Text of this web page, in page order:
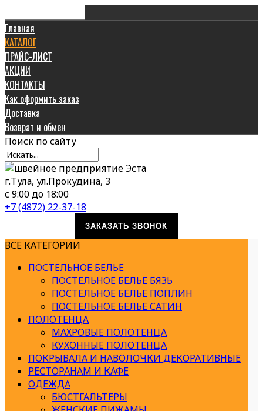
Главная
КАТАЛОГ
ПРАЙС-ЛИСТ
АКЦИИ
КОНТАКТЫ
Как оформить заказ
Доставка
Возврат и обмен
Поиск по сайту
г.Тула, ул.Прокудина, 3
с 9:00 до 18:00
+7 (4872) 22-37-18
ЗАКАЗАТЬ ЗВОНОК
ВСЕ КАТЕГОРИИ
ПОСТЕЛЬНОЕ БЕЛЬЕ
ПОСТЕЛЬНОЕ БЕЛЬЕ БЯЗЬ
ПОСТЕЛЬНОЕ БЕЛЬЕ ПОПЛИН
ПОСТЕЛЬНОЕ БЕЛЬЕ САТИН
ПОЛОТЕНЦА
МАХРОВЫЕ ПОЛОТЕНЦА
КУХОННЫЕ ПОЛОТЕНЦА
ПОКРЫВАЛА И НАВОЛОЧКИ ДЕКОРАТИВНЫЕ
РЕСТОРАНАМ И КАФЕ
ОДЕЖДА
БЮСТГАЛЬТЕРЫ